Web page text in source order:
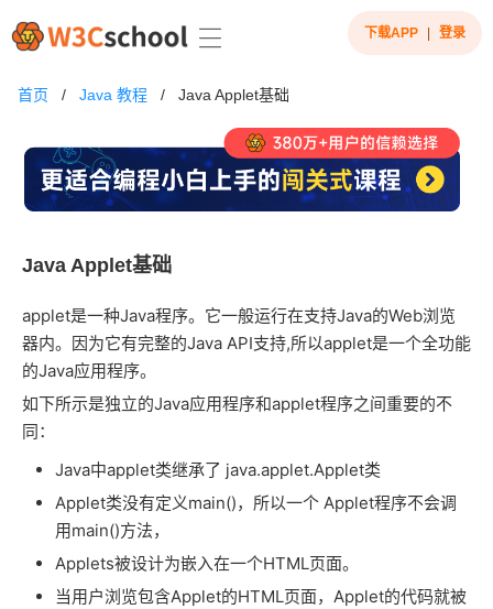
下载APP 登录
首页 / Java 教程 / Java Applet基础
Java Applet基础
applet是一种Java程序。它一般运行在支持Java的Web浏览
器内。因为它有完整的Java API支持,所以applet是一个全功能
的Java应用程序。
如下所示是独立的Java应用程序和applet程序之间重要的不
同：
Java中applet类继承了 java.applet.Applet类
Applet类没有定义main()，所以一个 Applet程序不会调
用main()方法，
Applets被设计为嵌入在一个HTML页面。
当用户浏览包含Applet的HTML页面，Applet的代码就被